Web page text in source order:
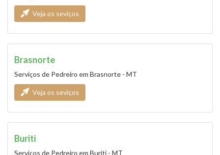
Veja os seviços
Brasnorte
Serviços de Pedreiro em Brasnorte - MT
Veja os seviços
Buriti
Serviços de Pedreiro em Buriti - MT